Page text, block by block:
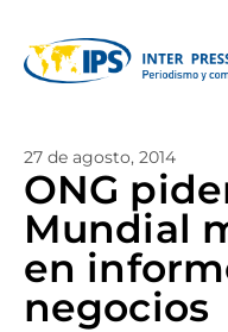
27 de agosto, 2014
ONG
Mundial
en
negocios